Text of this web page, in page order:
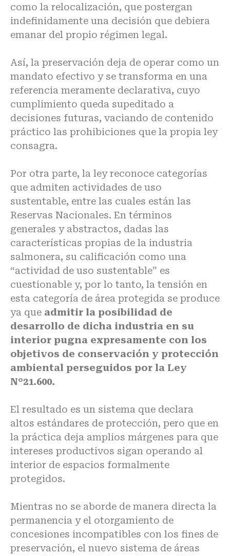
como la relocalización, que postergan
indefinidamente una decisión que debiera
emanar del propio régimen legal.
Así, la preservación deja de operar como un
mandato efectivo y se transforma en una
referencia meramente declarativa, cuyo
cumplimiento queda supeditado a
decisiones futuras, vaciando de contenido
práctico las prohibiciones que la propia ley
consagra.
Por otra parte, la ley reconoce categorías
que admiten actividades de uso
sustentable, entre las cuales están las
Reservas Nacionales. En términos
generales y abstractos, dadas las
características propias de la industria
salmonera, su calificación como una
“actividad de uso sustentable” es
cuestionable y, por lo tanto, la tensión en
esta categoría de área protegida se produce
ya que admitir la posibilidad de
desarrollo de dicha industria en su
interior pugna expresamente con los
objetivos de conservación y protección
ambiental perseguidos por la Ley
N°21.600.
El resultado es un sistema que declara
altos estándares de protección, pero que en
la práctica deja amplios márgenes para que
intereses productivos sigan operando al
interior de espacios formalmente
protegidos.
Mientras no se aborde de manera directa la
permanencia y el otorgamiento de
concesiones incompatibles con los fines de
preservación, el nuevo sistema de áreas